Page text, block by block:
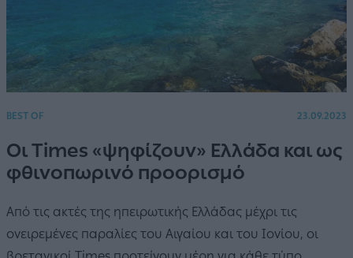
BEST OF 23.09.2023
Οι Times «ψηφίζουν» Ελλάδα και ως
φθινοπωρινό προορισμό
Από τις ακτές της ηπειρωτικής Ελλάδας μέχρι τις
ονειρεμένες παραλίες του Αιγαίου και του Ιονίου, οι